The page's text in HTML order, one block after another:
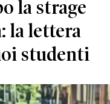
la strage
la lettera
studenti